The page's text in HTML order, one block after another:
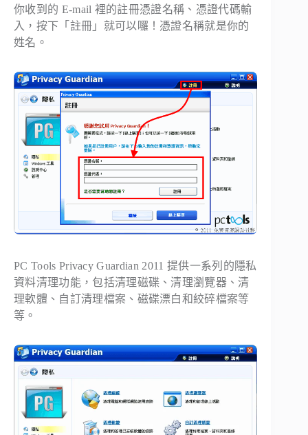
你收到的 E-mail 裡的註冊憑證名稱、憑證代碼輸
入，按下「註冊」就可以囉！憑證名稱就是你的
姓名。
PC Tools Privacy Guardian 2011 提供一系列的隱私
資料清理功能，包括清理磁碟、清理瀏覽器、清
理軟體、自訂清理檔案、磁碟漂白和絞碎檔案等
等。